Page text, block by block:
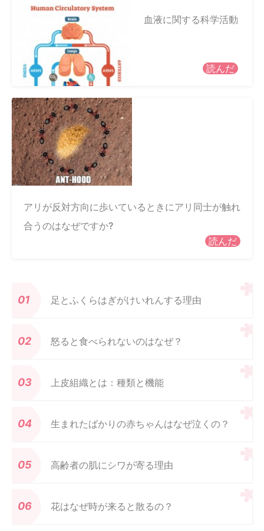
血液に関する科学活動
読んだ
アリが反対方向に歩いているときにアリ同士が触れ
合うのはなぜですか?
読んだ
足とふくらはぎがけいれんする理由
怒ると食べられないのはなぜ？
上皮組織とは：種類と機能
生まれたばかりの赤ちゃんはなぜ泣くの？
高齢者の肌にシワが寄る理由
花はなぜ時が来ると散るの？